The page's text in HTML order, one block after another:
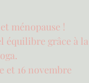
ménopause !
équilibre grâce à la
et 16 novembre